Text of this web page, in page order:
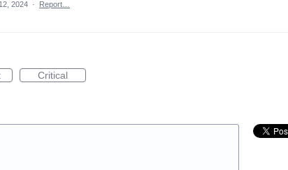
2024 · Report…
Critical